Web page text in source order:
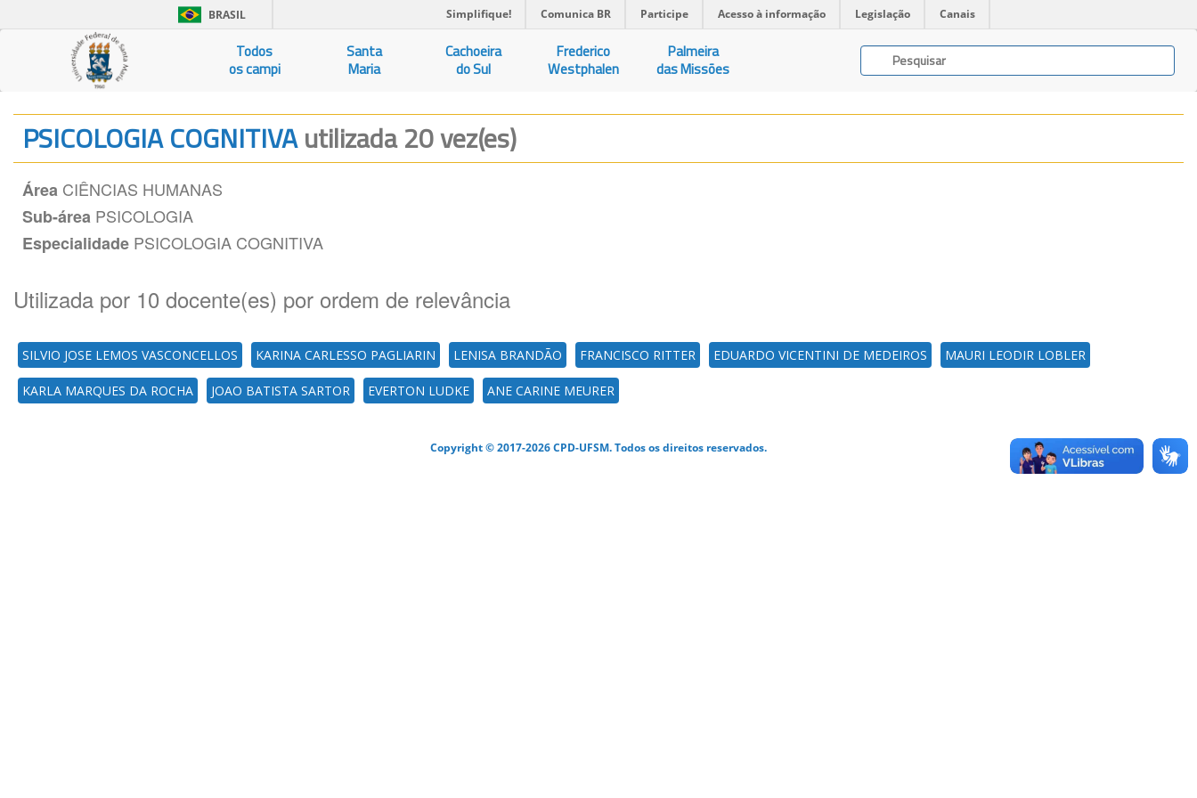
BRASIL Simplifique! Comunica BR Participe Acesso à informação Legislação Canais
Todos
os campi
Santa
Maria
Cachoeira
do Sul
Frederico
Westphalen
Palmeira
das Missões
PSICOLOGIA COGNITIVAutilizada 20 vez(es)
Área CIÊNCIAS HUMANAS
Sub-área PSICOLOGIA
Especialidade PSICOLOGIA COGNITIVA
Utilizada por 10 docente(es) por ordem de relevância
SILVIO JOSE LEMOS VASCONCELLOS KARINA CARLESSO PAGLIARIN LENISA BRANDÃO FRANCISCO RITTER EDUARDO VICENTINI DE MEDEIROS MAURI LEODIR LOBLER
KARLA MARQUES DA ROCHA JOAO BATISTA SARTOR EVERTON LUDKE ANE CARINE MEURER
Copyright © 2017-2026 CPD-UFSM. Todos os direitos reservados.